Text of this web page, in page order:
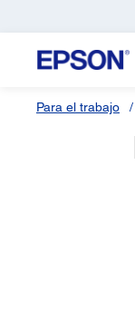
Para el trabajo